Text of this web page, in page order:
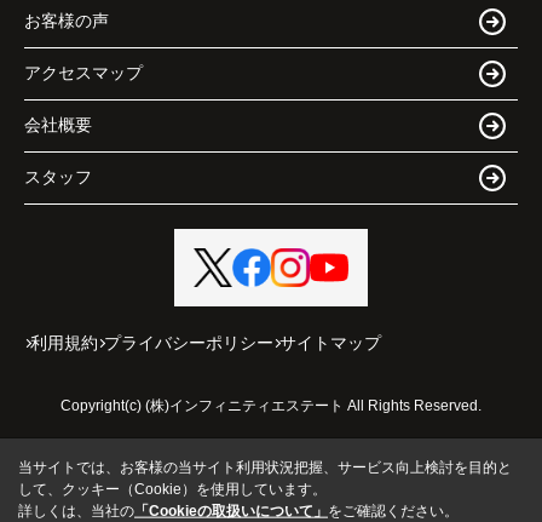
お客様の声
アクセスマップ
会社概要
スタッフ
利用規約 プライバシーポリシー サイトマップ
Copyright(c) (株)インフィニティエステート All Rights Reserved.
当サイトでは、お客様の当サイト利用状況把握、サービス向上検討を目的と
して、クッキー（Cookie）を使用しています。
詳しくは、当社の 「Cookieの取扱いについて」 をご確認ください。